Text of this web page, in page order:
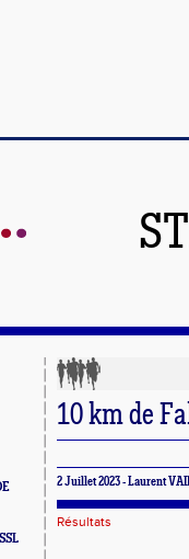
10 km de
2 Juillet 2023 - Laurent
Résultats